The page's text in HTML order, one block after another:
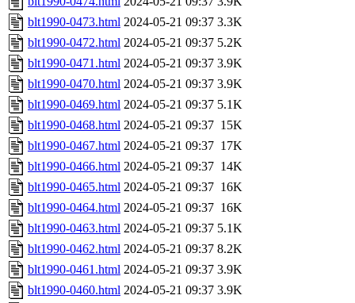
blt1990-0473.html 2024-05-21 09:37 3.3K
blt1990-0472.html 2024-05-21 09:37 5.2K
blt1990-0471.html 2024-05-21 09:37 3.9K
blt1990-0470.html 2024-05-21 09:37 3.9K
blt1990-0469.html 2024-05-21 09:37 5.1K
blt1990-0468.html 2024-05-21 09:37 15K
blt1990-0467.html 2024-05-21 09:37 17K
blt1990-0466.html 2024-05-21 09:37 14K
blt1990-0465.html 2024-05-21 09:37 16K
blt1990-0464.html 2024-05-21 09:37 16K
blt1990-0463.html 2024-05-21 09:37 5.1K
blt1990-0462.html 2024-05-21 09:37 8.2K
blt1990-0461.html 2024-05-21 09:37 3.9K
blt1990-0460.html 2024-05-21 09:37 3.9K